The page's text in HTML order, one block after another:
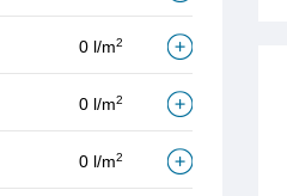
0 l/m2
0 l/m2
0 l/m2